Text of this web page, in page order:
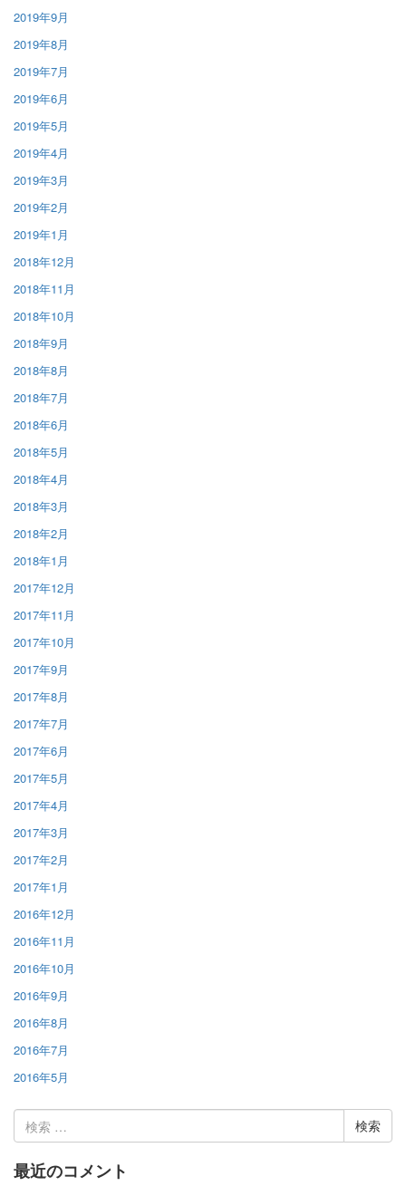
2019年9月
2019年8月
2019年7月
2019年6月
2019年5月
2019年4月
2019年3月
2019年2月
2019年1月
2018年12月
2018年11月
2018年10月
2018年9月
2018年8月
2018年7月
2018年6月
2018年5月
2018年4月
2018年3月
2018年2月
2018年1月
2017年12月
2017年11月
2017年10月
2017年9月
2017年8月
2017年7月
2017年6月
2017年5月
2017年4月
2017年3月
2017年2月
2017年1月
2016年12月
2016年11月
2016年10月
2016年9月
2016年8月
2016年7月
2016年5月
索:
最近のコメント